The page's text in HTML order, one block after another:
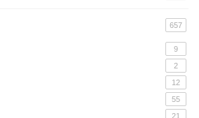
657
9
2
12
55
21